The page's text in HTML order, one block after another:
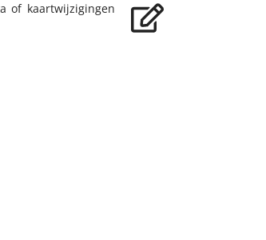
of kaartwijzigingen